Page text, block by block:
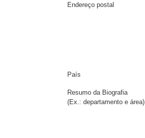
Endereço postal
País
Resumo da Biografia
(Ex.: departamento e área)